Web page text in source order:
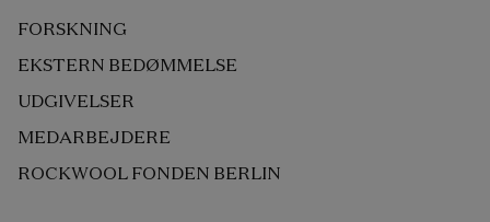
FORSKNING
EKSTERN BEDØMMELSE
UDGIVELSER
MEDARBEJDERE
ROCKWOOL FONDEN BERLIN